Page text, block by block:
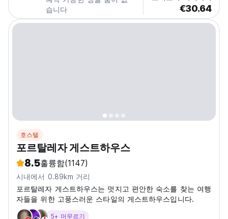
습니다
€30.64
호스텔
포르탈레자 게스트하우스
8.5훌륭함(1147)
시내에서 0.89km 거리
포르탈레자 게스트하우스는 멋지고 편안한 숙소를 찾는 여행
자들을 위한 고풍스러운 스타일의 게스트하우스입니다.
5+ 머무르기